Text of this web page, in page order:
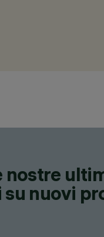
nostre
nuovi